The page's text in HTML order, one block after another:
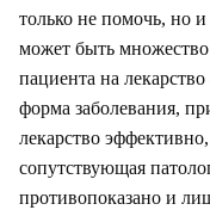
только не помочь, но
может быть множество
пациента на
форма заболевания,
лекарство
сопутствующая
противопоказано и